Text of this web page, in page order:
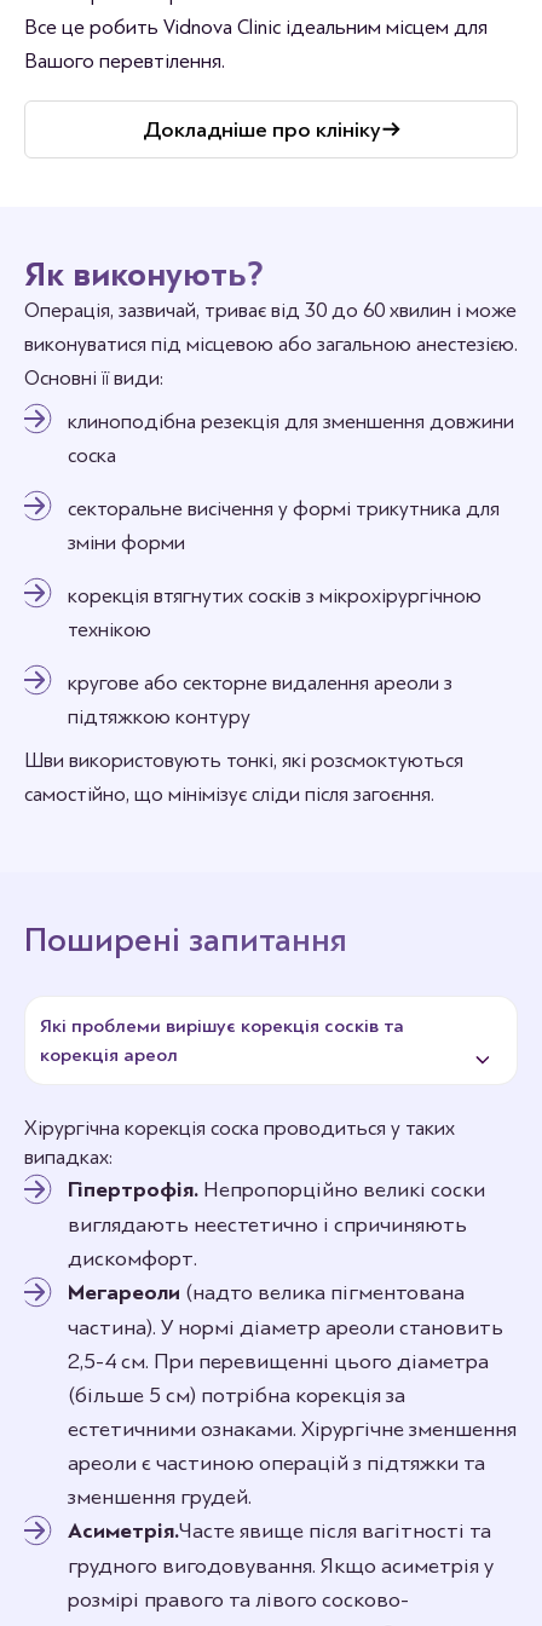
Все це робить Vidnova Clinic ідеальним місцем для
Вашого перевтілення.
Докладніше про клініку
Як виконують?
Операція, зазвичай, триває від 30 до 60 хвилин і може
виконуватися під місцевою або загальною анестезією.
Основні її види:
клиноподібна резекція для зменшення довжини
соска
секторальне висічення у формі трикутника для
зміни форми
корекція втягнутих сосків з мікрохірургічною
технікою
кругове або секторне видалення ареоли з
підтяжкою контуру
Шви використовують тонкі, які розсмоктуються
самостійно, що мінімізує сліди після загоєння.
Поширені запитання
Які проблеми вирішує корекція сосків та
корекція ареол
Хірургічна корекція соска проводиться у таких
випадках:
Гіпертрофія. Непропорційно великі соски
виглядають неестетично і спричиняють
дискомфорт.
Мегареоли (надто велика пігментована
частина). У нормі діаметр ареоли становить
2,5-4 см. При перевищенні цього діаметра
(більше 5 см) потрібна корекція за
естетичними ознаками. Хірургічне зменшення
ареоли є частиною операцій з підтяжки та
зменшення грудей.
Асиметрія.Часте явище після вагітності та
грудного вигодовування. Якщо асиметрія у
розмірі правого та лівого сосково-